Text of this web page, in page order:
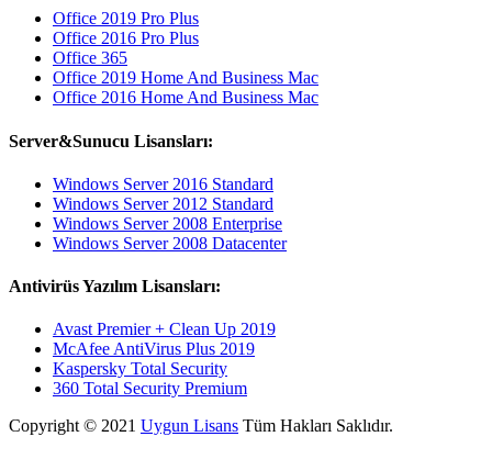
Office 2019 Pro Plus
Office 2016 Pro Plus
Office 365
Office 2019 Home And Business Mac
Office 2016 Home And Business Mac
Server&Sunucu Lisansları:
Windows Server 2016 Standard
Windows Server 2012 Standard
Windows Server 2008 Enterprise
Windows Server 2008 Datacenter
Antivirüs Yazılım Lisansları:
Avast Premier + Clean Up 2019
McAfee AntiVirus Plus 2019
Kaspersky Total Security
360 Total Security Premium
Copyright © 2021 Uygun Lisans Tüm Hakları Saklıdır.